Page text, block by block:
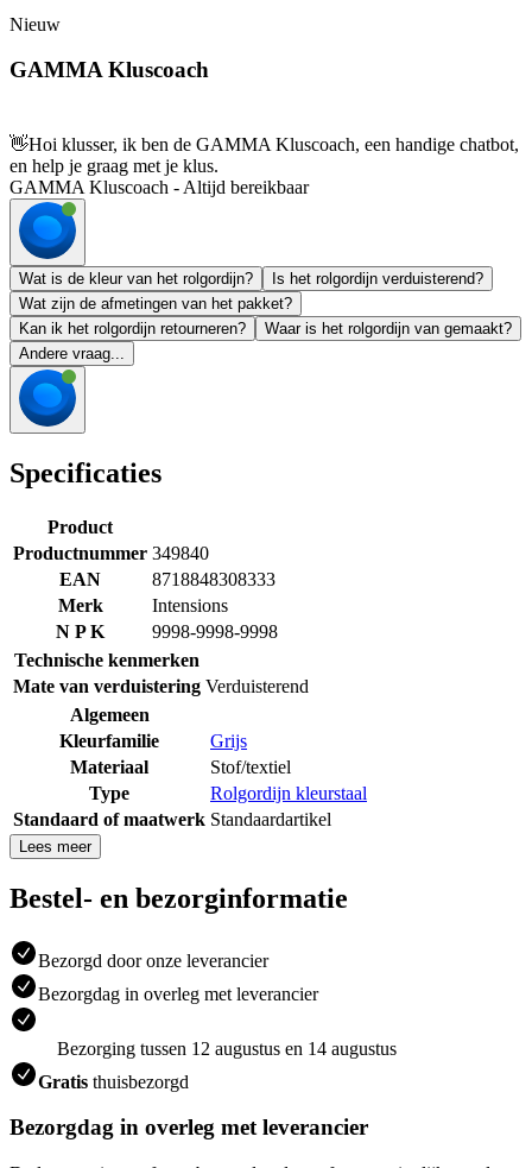
Nieuw
GAMMA Kluscoach
👋Hoi klusser, ik ben de GAMMA Kluscoach, een handige chatbot,
en help je graag met je klus.
GAMMA Kluscoach - Altijd bereikbaar
Wat is de kleur van het rolgordijn?
Is het rolgordijn verduisterend?
Wat zijn de afmetingen van het pakket?
Kan ik het rolgordijn retourneren?
Waar is het rolgordijn van gemaakt?
Andere vraag...
Specificaties
Product
Productnummer 349840
EAN
8718848308333
Merk
Intensions
N P K
9998-9998-9998
Technische kenmerken
Mate van verduistering Verduisterend
Algemeen
Kleurfamilie
Grijs
Materiaal
Stof/textiel
Type
Rolgordijn kleurstaal
Standaard of maatwerk Standaardartikel
Lees meer
Bestel- en bezorginformatie
Bezorgd door onze leverancier
Bezorgdag in overleg met leverancier
Bezorging tussen 12 augustus en 14 augustus
Gratis thuisbezorgd
Bezorgdag in overleg met leverancier